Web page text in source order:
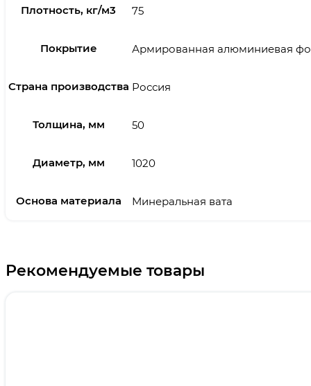
Плотность, кг/м3 75
Покрытие Армированная алюминиевая
Страна производства Россия
Толщина, мм 50
Диаметр, мм 1020
Основа материала Минеральная вата
Рекомендуемые товары